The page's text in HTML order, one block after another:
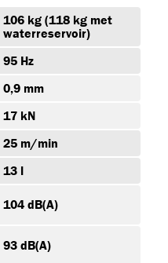
106 kg (118 kg met
waterreservoir)
95 Hz
0,9 mm
17 kN
25 m/min
13 l
104 dB(A)
93 dB(A)